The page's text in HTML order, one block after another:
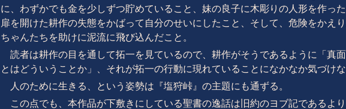
に、わずかでも金を少しずつ貯めていること、妹の良子に木彫りの人形を作っ
扉を開けた耕作の失態をかばって自分のせいにしたこと、そして、危険をかえ
ちゃんたちを助けに泥流に飛び込んだこと。
読者は耕作の目を通して拓一を見ているので、耕作がそうであるように「真
とはどういうことか」、それが拓一の行動に現れていることになかなか気づけな
人のために生きる、という姿勢は『塩狩峠』の主題にも通ずる。
この点でも、本作品が下敷きにしている聖書の逸話は旧約のヨブ記であるよ